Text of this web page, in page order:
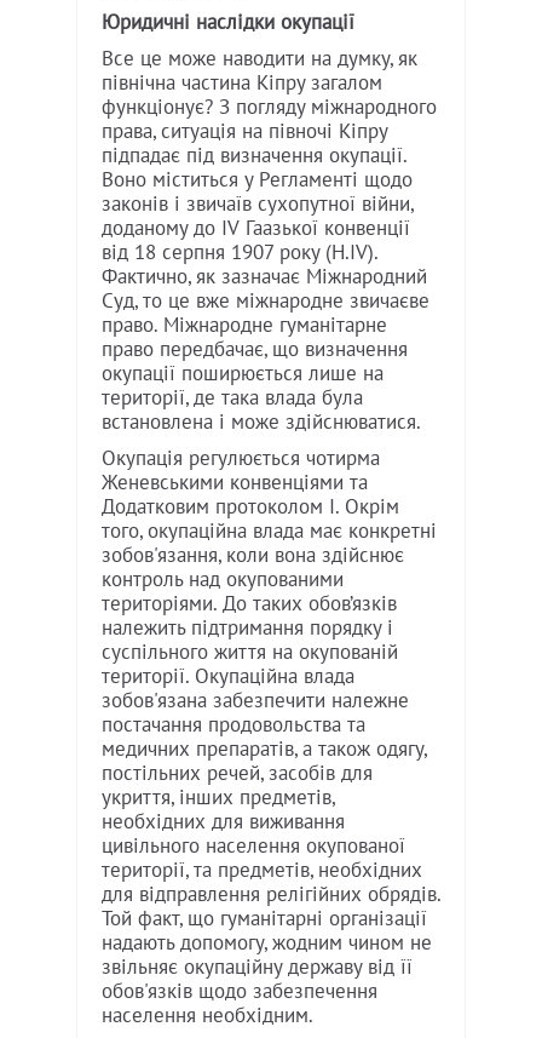
Юридичні наслідки окупації
Все це може наводити на думку, як
північна частина Кіпру загалом
функціонує? З погляду міжнародного
права, ситуація на півночі Кіпру
підпадає під визначення окупації.
Воно міститься у Регламенті щодо
законів і звичаїв сухопутної війни,
доданому до IV Гаазької конвенції
від 18 серпня 1907 року (H.IV).
Фактично, як зазначає Міжнародний
Суд, то це вже міжнародне звичаєве
право. Міжнародне гуманітарне
право передбачає, що визначення
окупації поширюється лише на
території, де така влада була
встановлена і може здійснюватися.
Окупація регулюється чотирма
Женевськими конвенціями та
Додатковим протоколом I. Окрім
того, окупаційна влада має конкретні
зобов'язання, коли вона здійснює
контроль над окупованими
територіями. До таких обов’язків
належить підтримання порядку і
суспільного життя на окупованій
території. Окупаційна влада
зобов'язана забезпечити належне
постачання продовольства та
медичних препаратів, а також одягу,
постільних речей, засобів для
укриття, інших предметів,
необхідних для виживання
цивільного населення окупованої
території, та предметів, необхідних
для відправлення релігійних обрядів.
Той факт, що гуманітарні організації
надають допомогу, жодним чином не
звільняє окупаційну державу від її
обов'язків щодо забезпечення
населення необхідним.